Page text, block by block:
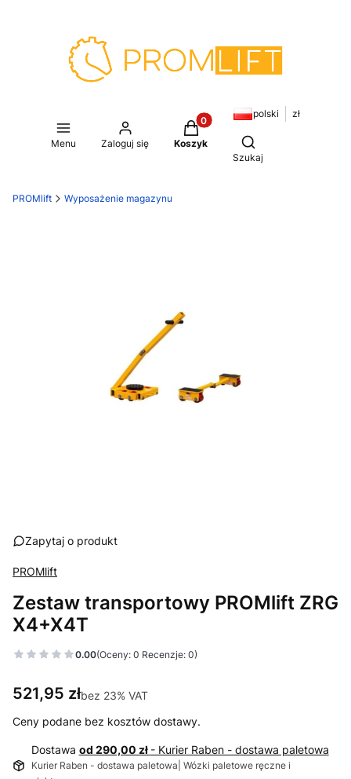
Menu Zaloguj się
Produkty w koszyku: 0.
Koszyk
polski zł
Otwórz
Szukaj
PROMlift Wyposażenie magazynu
Zapytaj o produkt
PROMlift
Zestaw transportowy PROMlift ZRG
X4+X4T
0.00(Oceny: 0 Recenzje: 0)
Cena
521,95 złbez 23% VAT
Ceny podane bez kosztów dostawy.
Dostawa od 290,00 zł - Kurier Raben - dostawa paletowa
Kurier Raben - dostawa paletowa| Wózki paletowe ręczne i